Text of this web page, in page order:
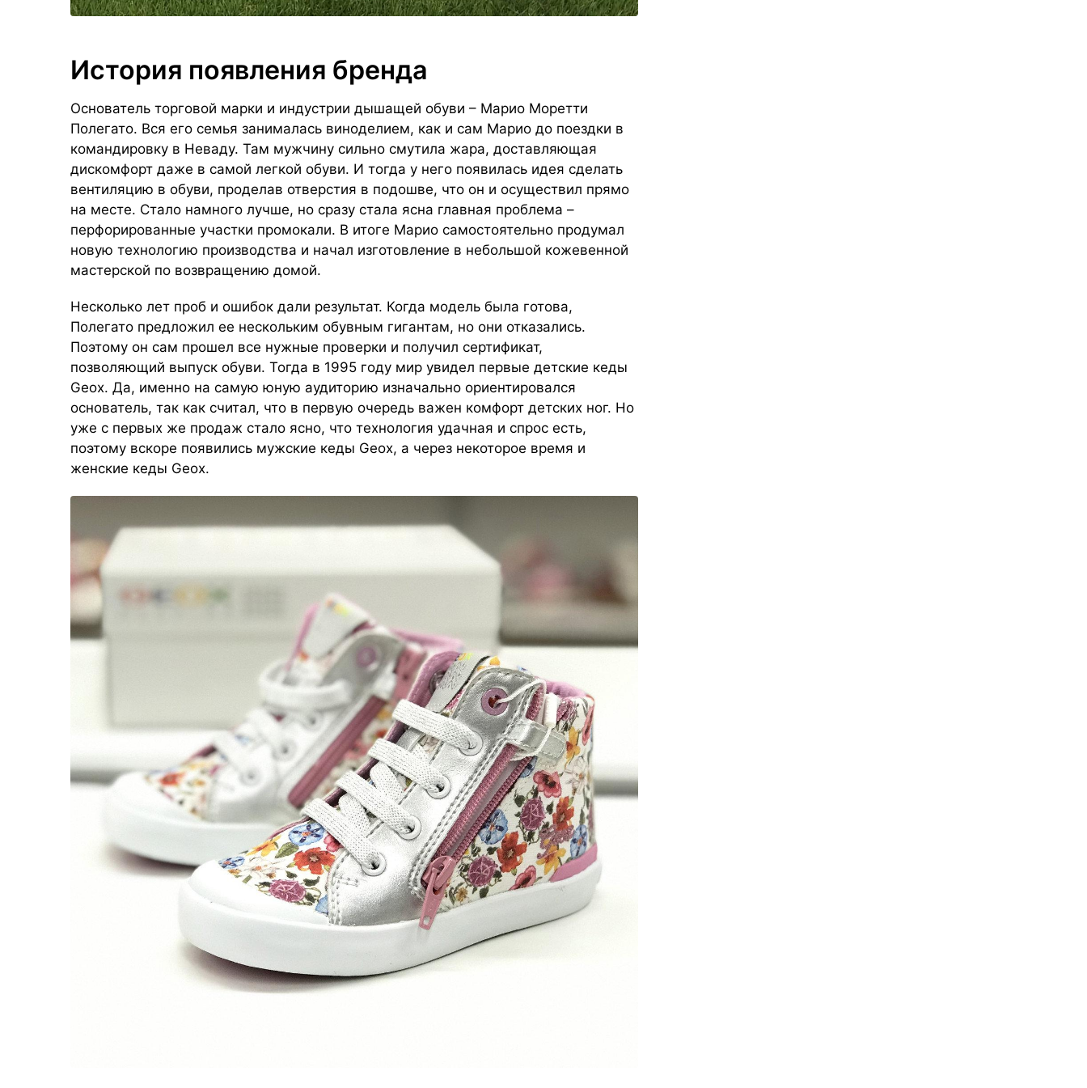
История появления бренда
Основатель торговой марки и индустрии дышащей обуви – Марио Моретти
Полегато. Вся его семья занималась виноделием, как и сам Марио до поездки в
командировку в Неваду. Там мужчину сильно смутила жара, доставляющая
дискомфорт даже в самой легкой обуви. И тогда у него появилась идея сделать
вентиляцию в обуви, проделав отверстия в подошве, что он и осуществил прямо
на месте. Стало намного лучше, но сразу стала ясна главная проблема –
перфорированные участки промокали. В итоге Марио самостоятельно продумал
новую технологию производства и начал изготовление в небольшой кожевенной
мастерской по возвращению домой.
Несколько лет проб и ошибок дали результат. Когда модель была готова,
Полегато предложил ее нескольким обувным гигантам, но они отказались.
Поэтому он сам прошел все нужные проверки и получил сертификат,
позволяющий выпуск обуви. Тогда в 1995 году мир увидел первые детские кеды
Geox. Да, именно на самую юную аудиторию изначально ориентировался
основатель, так как считал, что в первую очередь важен комфорт детских ног. Но
уже с первых же продаж стало ясно, что технология удачная и спрос есть,
поэтому вскоре появились мужские кеды Geox, а через некоторое время и
женские кеды Geox.